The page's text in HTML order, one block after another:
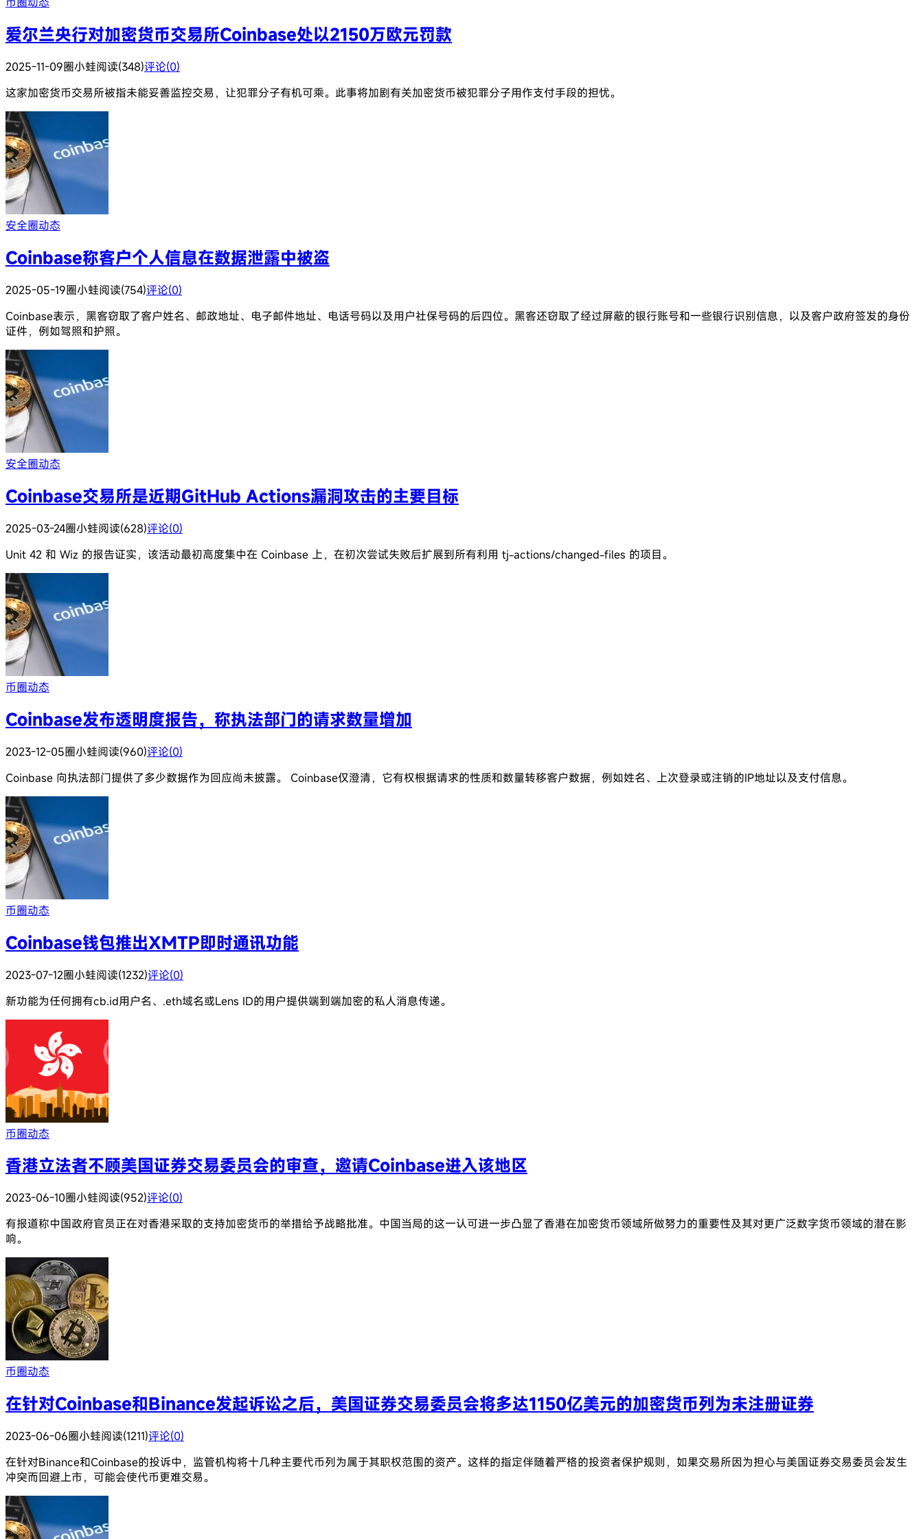
爱尔兰央行对加密货币交易所Coinbase处以2150万欧元罚款
2025-11-09圈小蛙阅读(348)评论(0)
这家加密货币交易所被指未能妥善监控交易，让犯罪分子有机可乘。此事将加剧有关加密货币被犯罪分子用作支付手段的担忧。
安全圈动态
Coinbase称客户个人信息在数据泄露中被盗
2025-05-19圈小蛙阅读(754)评论(0)
Coinbase表示，黑客窃取了客户姓名、邮政地址、电子邮件地址、电话号码以及用户社保号码的后四位。黑客还窃取了经过屏蔽的银行账号和一些银行识别信息，以及客户政府签发的身份
证件，例如驾照和护照。
安全圈动态
Coinbase交易所是近期GitHub Actions漏洞攻击的主要目标
2025-03-24圈小蛙阅读(628)评论(0)
Unit 42 和 Wiz 的报告证实，该活动最初高度集中在 Coinbase 上，在初次尝试失败后扩展到所有利用 tj-actions/changed-files 的项目。
币圈动态
Coinbase发布透明度报告，称执法部门的请求数量增加
2023-12-05圈小蛙阅读(960)评论(0)
Coinbase 向执法部门提供了多少数据作为回应尚未披露。 Coinbase仅澄清，它有权根据请求的性质和数量转移客户数据，例如姓名、上次登录或注销的IP地址以及支付信息。
币圈动态
Coinbase钱包推出XMTP即时通讯功能
2023-07-12圈小蛙阅读(1232)评论(0)
新功能为任何拥有cb.id用户名、.eth域名或Lens ID的用户提供端到端加密的私人消息传递。
币圈动态
香港立法者不顾美国证券交易委员会的审查，邀请Coinbase进入该地区
2023-06-10圈小蛙阅读(952)评论(0)
有报道称中国政府官员正在对香港采取的支持加密货币的举措给予战略批准。中国当局的这一认可进一步凸显了香港在加密货币领域所做努力的重要性及其对更广泛数字货币领域的潜在影
响。
币圈动态
在针对Coinbase和Binance发起诉讼之后，美国证券交易委员会将多达1150亿美元的加密货币列为未注册证券
2023-06-06圈小蛙阅读(1211)评论(0)
在针对Binance和Coinbase的投诉中，监管机构将十几种主要代币列为属于其职权范围的资产。这样的指定伴随着严格的投资者保护规则，如果交易所因为担心与美国证券交易委员会发生
冲突而回避上市，可能会使代币更难交易。